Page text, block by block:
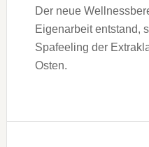
Der neue
Eigenarbeit entstand,
Spafeeling der
Osten.